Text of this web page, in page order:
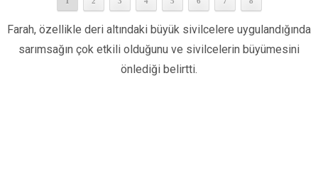
Farah, özellikle deri altındaki büyük sivilcelere uygulandığında
sarımsağın çok etkili olduğunu ve sivilcelerin büyümesini
önlediği belirtti.